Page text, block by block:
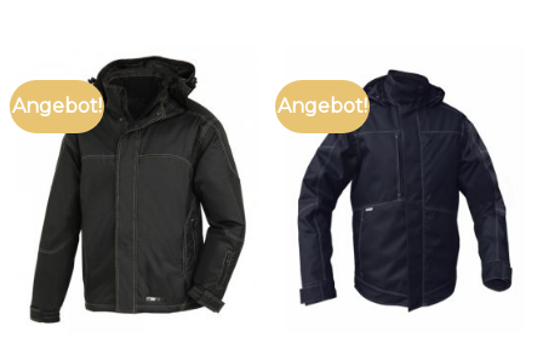
Angebot! Angebot!